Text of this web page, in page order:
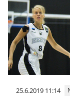
25.6.2019 11:14